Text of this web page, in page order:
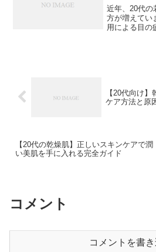
近年、20代の
方が増えてい
用による目の
【20代向け
ケア方法と原
【20代の乾燥肌】正しいスキンケアで潤
い美肌を手に入れる完全ガイド
コメント
コメントを書